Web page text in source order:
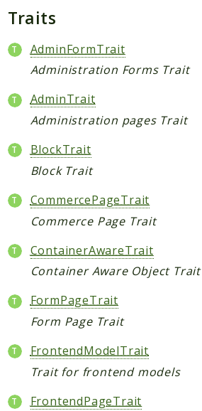
Packages
Sitebase
Reports
Deprecated
Markers
Indices
Files
Traits
AdminFormTrait
Administration Forms Trait
AdminTrait
Administration pages Trait
BlockTrait
Block Trait
CommercePageTrait
Commerce Page Trait
ContainerAwareTrait
Container Aware Object Trait
FormPageTrait
Form Page Trait
FrontendModelTrait
Trait for frontend models
FrontendPageTrait